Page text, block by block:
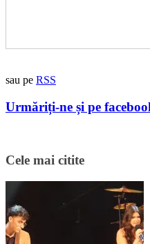
sau pe RSS
Urmăriți-ne și pe
Cele mai citite